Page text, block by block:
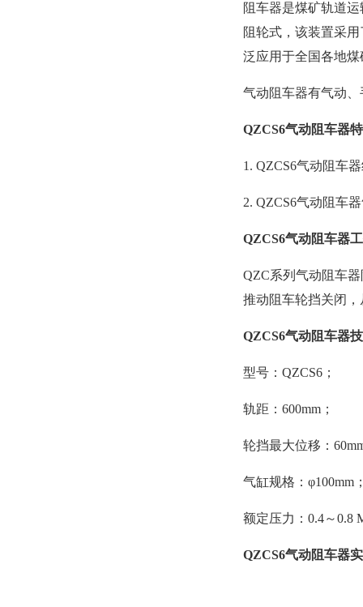
阻车器是煤矿轨道
阻轮式，该装置采
泛应用于全国各地煤
气动阻车器有气动
QZCS6气动阻车器
1. QZCS6气动阻车
2. QZCS6气动阻车
QZCS6气动阻车器
QZC系列气动阻车
推动阻车轮挡关闭
QZCS6气动阻车器
型号：QZCS6；
轨距：600mm；
轮挡最大位移：
气缸规格：φ100mm
额定压力：0.4～0.8
QZCS6气动阻车器